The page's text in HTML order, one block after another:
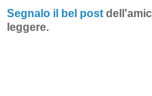
Segnalo il bel post
leggere.